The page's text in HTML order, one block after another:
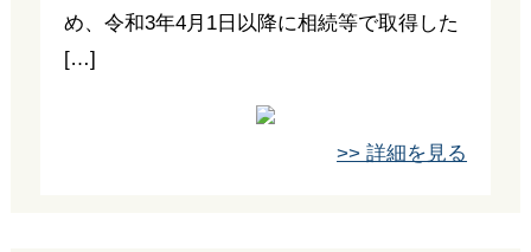
め、令和3年4月1日以降に相続等で取得した
[…]
>> 詳細を見る